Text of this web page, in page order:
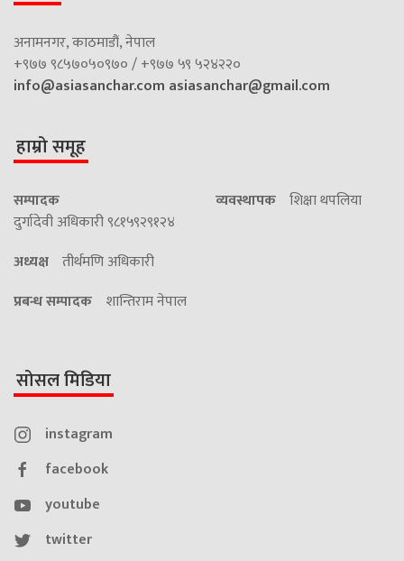
अनामनगर, काठमाडौं, नेपाल
+९७७ ९८५७०५०९७० / +९७७ ५९ ५२४२२०
info@asiasanchar.com asiasanchar@gmail.com
हाम्रो समूह
सम्पादक
दुर्गादेवी अधिकारी ९८१५९२९१२४
व्यवस्थापक शिक्षा थपलिया
अध्यक्ष तीर्थमणि अधिकारी
प्रबन्ध सम्पादक शान्तिराम नेपाल
सोसल मिडिया
instagram
facebook
youtube
twitter